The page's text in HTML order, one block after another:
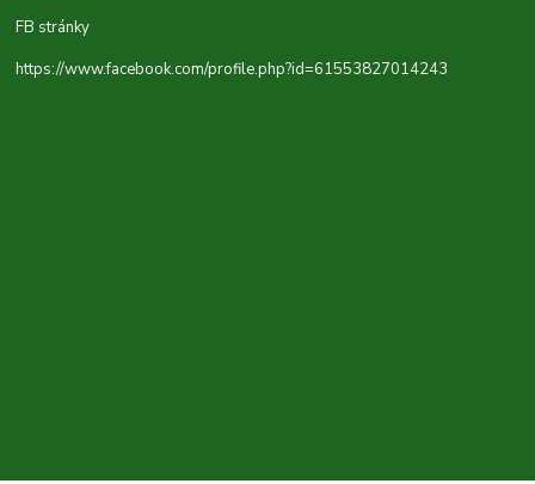
FB stránky
https://www.facebook.com/profile.php?id=61553827014243